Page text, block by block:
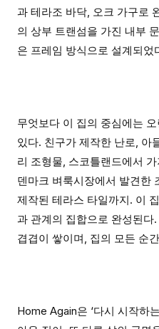
과 테라조 바닥, 오크 가구로
의 상부 트랜섬을 가진 내부
은 프레임 방식으로 설계되었
무엇보다 이 집의 중심에는
있다. 친구가 제작한 난로, 아
리 조형물, 스코틀랜드에서
덴마크 벼룩시장에서 발견한
제작된 테라스 타일까지. 이
과 관계의 집합으로 완성된다
겹겹이 쌓이며, 집의 모든 순
Home Again은 ‘다시 시작하